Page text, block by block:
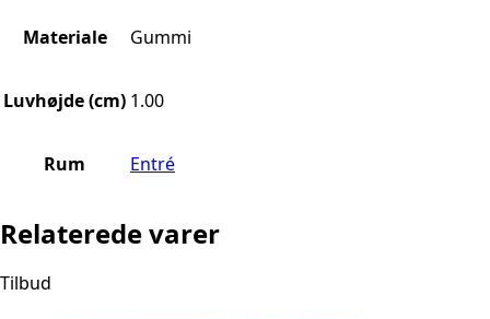
Materiale Gummi
Luvhøjde (cm) 1.00
Rum Entré
Relaterede varer
Tilbud